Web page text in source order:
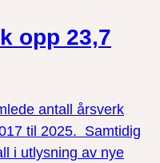
opp 23,7
antall årsverk
til 2025. Samtidig
i utlysning av nye